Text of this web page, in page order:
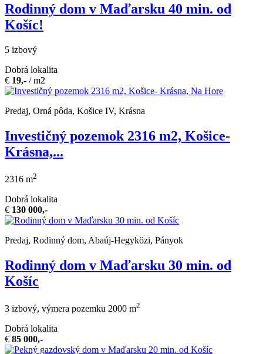
Rodinný dom v Maďarsku 40 min. od
Košíc!
5 izbový
Dobrá lokalita
€ 19,- / m2
Predaj, Orná pôda, Košice IV, Krásna
Investičný pozemok 2316 m2, Košice-
Krásna,...
2316 m2
Dobrá lokalita
€ 130 000,-
Predaj, Rodinný dom, Abaúj-Hegyközi, Pányok
Rodinný dom v Maďarsku 30 min. od
Košíc
3 izbový, výmera pozemku 2000 m2
Dobrá lokalita
€ 85 000,-